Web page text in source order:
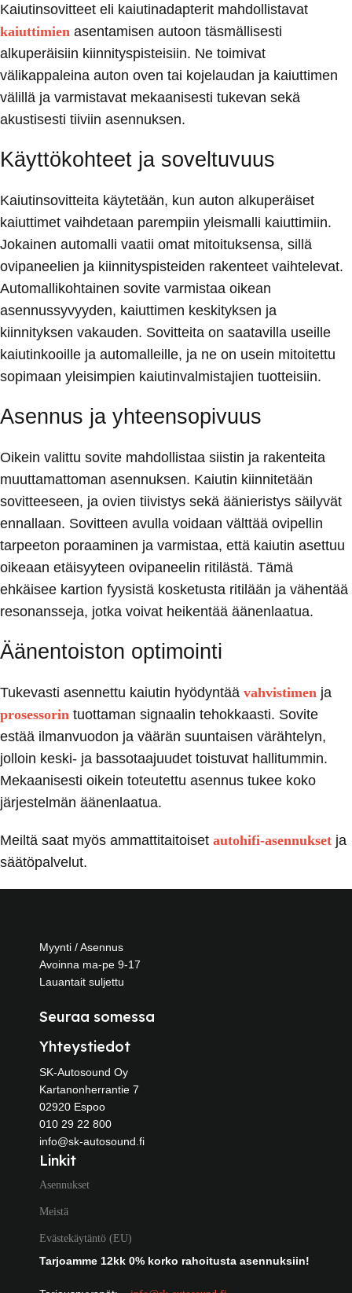
Kaiutinsovitteet eli kaiutinadapterit mahdollistavat
kaiuttimien asentamisen autoon täsmällisesti
alkuperäisiin kiinnityspisteisiin. Ne toimivat
välikappaleina auton oven tai kojelaudan ja kaiuttimen
välillä ja varmistavat mekaanisesti tukevan sekä
akustisesti tiiviin asennuksen.
Käyttökohteet ja soveltuvuus
Kaiutinsovitteita käytetään, kun auton alkuperäiset
kaiuttimet vaihdetaan parempiin yleismalli kaiuttimiin.
Jokainen automalli vaatii omat mitoituksensa, sillä
ovipaneelien ja kiinnityspisteiden rakenteet vaihtelevat.
Automallikohtainen sovite varmistaa oikean
asennussyvyyden, kaiuttimen keskityksen ja
kiinnityksen vakauden. Sovitteita on saatavilla useille
kaiutinkooille ja automalleille, ja ne on usein mitoitettu
sopimaan yleisimpien kaiutinvalmistajien tuotteisiin.
Asennus ja yhteensopivuus
Oikein valittu sovite mahdollistaa siistin ja rakenteita
muuttamattoman asennuksen. Kaiutin kiinnitetään
sovitteeseen, ja ovien tiivistys sekä äänieristys säilyvät
ennallaan. Sovitteen avulla voidaan välttää ovipellin
tarpeeton poraaminen ja varmistaa, että kaiutin asettuu
oikeaan etäisyyteen ovipaneelin ritilästä. Tämä
ehkäisee kartion fyysistä kosketusta ritilään ja vähentää
resonansseja, jotka voivat heikentää äänenlaatua.
Äänentoiston optimointi
Tukevasti asennettu kaiutin hyödyntää vahvistimen ja
prosessorin tuottaman signaalin tehokkaasti. Sovite
estää ilmanvuodon ja väärän suuntaisen värähtelyn,
jolloin keski- ja bassotaajuudet toistuvat hallitummin.
Mekaanisesti oikein toteutettu asennus tukee koko
järjestelmän äänenlaatua.
Meiltä saat myös ammattitaitoiset autohifi-asennukset ja
säätöpalvelut.
Myynti / Asennus
Avoinna ma-pe 9-17
Lauantait suljettu
Seuraa somessa
Yhteystiedot
SK-Autosound Oy
Kartanonherrantie 7
02920 Espoo
010 29 22 800
info@sk-autosound.fi
Linkit
Asennukset
Meistä
Evästekäytäntö (EU)
Tarjoamme 12kk 0% korko rahoitusta asennuksiin!